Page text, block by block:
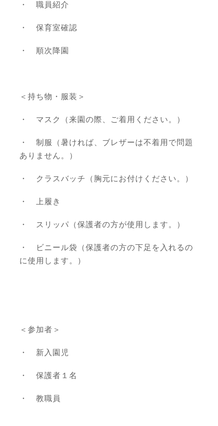
・ 職員紹介
・ 保育室確認
・ 順次降園
＜持ち物・服装＞
・ マスク（来園の際、ご着用ください。）
・ 制服（暑ければ、ブレザーは不着用で問題
ありません。）
・ クラスバッチ（胸元にお付けください。）
・ 上履き
・ スリッパ（保護者の方が使用します。）
・ ビニール袋（保護者の方の下足を入れるの
に使用します。）
＜参加者＞
・ 新入園児
・ 保護者１名
・ 教職員